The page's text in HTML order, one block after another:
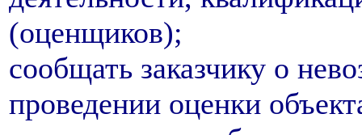
(оценщиков);
сообщать заказчику о
проведении оценки